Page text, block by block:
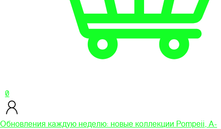
0
Обновления каждую неделю: новые коллекции Pompeii, A-